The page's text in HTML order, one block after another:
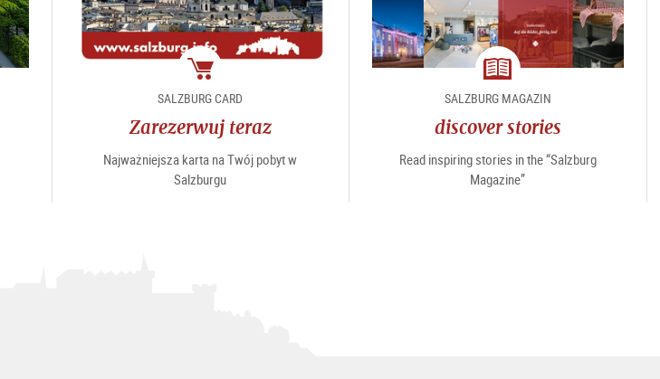
Pakiet
SALZBURG CARD
Zarezerwuj teraz
Najważniejsza karta na Twój pobyt w
Salzburgu
magazine
SALZBURG MAGAZIN
discover stories
Read inspiring stories in the “Salzburg
Magazine”